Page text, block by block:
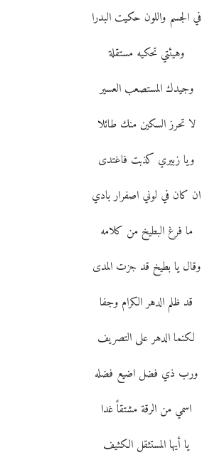
في الجسم واللون حكيت البدرا
وهيئتي تحكيه مستقلة
وجيدك المستصعب العسير
لا تحرز السكين منك طائلا
ويا زبيري كذبت فاغتدى
ان كان في لوني اصفرار بادي
ما فرغ البطيخ من كلامه
وقال يا بطيخ قد جزت المدى
قد ظلم الدهر الكرام وجفا
لكنما الدهر على التصريف
ورب ذي فضل اضيع فضله
اسمي من الرقة مشتقاً غدا
يا أيها المستثقل الكثيف